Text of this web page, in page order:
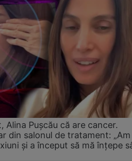
Alina Pușcău că are cancer.
din salonul de tratament:
și a început să mă înțepe